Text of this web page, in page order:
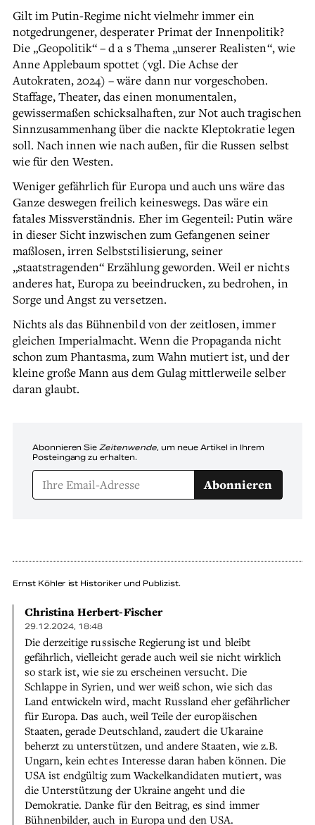
Gilt im Putin-Regime nicht vielmehr immer ein
notgedrungener, desperater Primat der Innenpolitik?
Die „Geopolitik“ – d a s Thema „unserer Realisten“, wie
Anne Applebaum spottet (vgl. Die Achse der
Autokraten, 2024) – wäre dann nur vorgeschoben.
Staffage, Theater, das einen monumentalen,
gewissermaßen schicksalhaften, zur Not auch tragischen
Sinnzusammenhang über die nackte Kleptokratie legen
soll. Nach innen wie nach außen, für die Russen selbst
wie für den Westen.
Weniger gefährlich für Europa und auch uns wäre das
Ganze deswegen freilich keineswegs. Das wäre ein
fatales Missverständnis. Eher im Gegenteil: Putin wäre
in dieser Sicht inzwischen zum Gefangenen seiner
maßlosen, irren Selbststilisierung, seiner
„staatstragenden“ Erzählung geworden. Weil er nichts
anderes hat, Europa zu beeindrucken, zu bedrohen, in
Sorge und Angst zu versetzen.
Nichts als das Bühnenbild von der zeitlosen, immer
gleichen Imperialmacht. Wenn die Propaganda nicht
schon zum Phantasma, zum Wahn mutiert ist, und der
kleine große Mann aus dem Gulag mittlerweile selber
daran glaubt.
Abonnieren Sie Zeitenwende, um neue Artikel in Ihrem
Posteingang zu erhalten.
Abonnieren
Ernst Köhler ist Historiker und Publizist.
Christina Herbert-Fischer
29.12.2024, 18:48
Die derzeitige russische Regierung ist und bleibt
gefährlich, vielleicht gerade auch weil sie nicht wirklich
so stark ist, wie sie zu erscheinen versucht. Die
Schlappe in Syrien, und wer weiß schon, wie sich das
Land entwickeln wird, macht Russland eher gefährlicher
für Europa. Das auch, weil Teile der europäischen
Staaten, gerade Deutschland, zaudert die Ukaraine
beherzt zu unterstützen, und andere Staaten, wie z.B.
Ungarn, kein echtes Interesse daran haben können. Die
USA ist endgültig zum Wackelkandidaten mutiert, was
die Unterstützung der Ukraine angeht und die
Demokratie. Danke für den Beitrag, es sind immer
Bühnenbilder, auch in Europa und den USA.